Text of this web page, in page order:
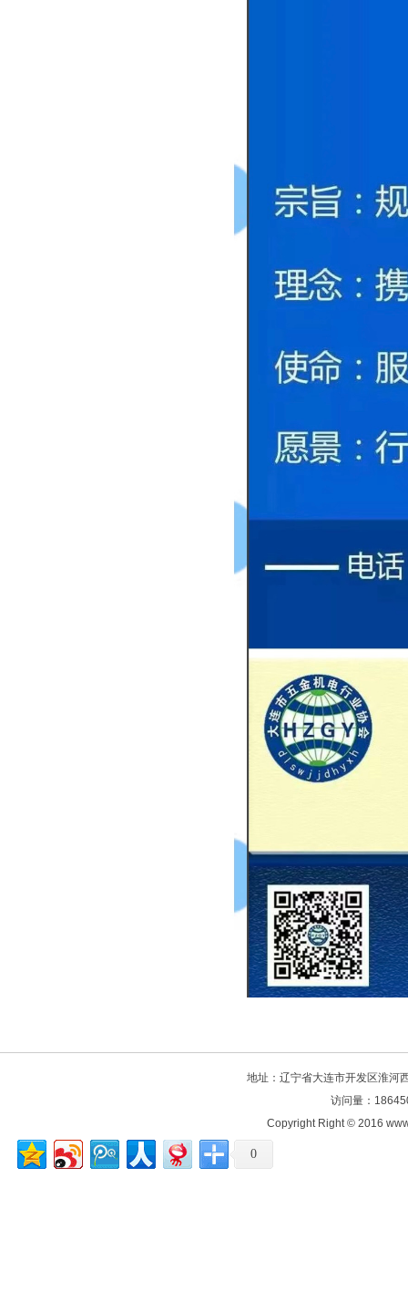
地址：辽宁省大连市开发区淮
访问量：
Copyright Right © 2016
0